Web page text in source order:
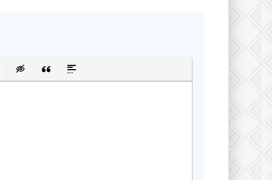
защищенную ссылку
смайлик
Вставка скрытого текста
Вставка цитаты
Вставка спойлера